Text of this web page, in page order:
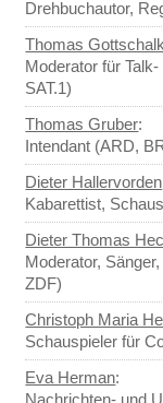
Drehbuchautor,
Thomas Gottschalk
Moderator für
SAT.1)
Thomas Gruber:
Intendant (ARD,
Dieter Hallervorden
Kabarettist,
Dieter Thomas
Moderator,
ZDF)
Christoph Maria
Schauspieler für
Eva Herman:
Nachrichten- und